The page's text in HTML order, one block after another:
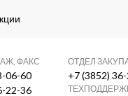
ФАКС
06-60
22-36
ОТДЕЛ
+7 (3852)